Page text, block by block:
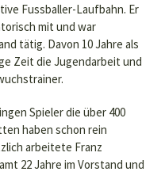
Fussballer-Laufbahn. Er
mit und war
tätig. Davon 10 Jahre als
Zeit die Jugendarbeit und
Spieler die über 400
haben schon rein
arbeitete Franz
22 Jahre im Vorstand und